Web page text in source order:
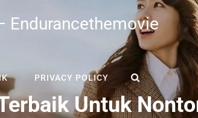
Endurancethemovie
PRIVACY POLICY SEARCH
Untuk